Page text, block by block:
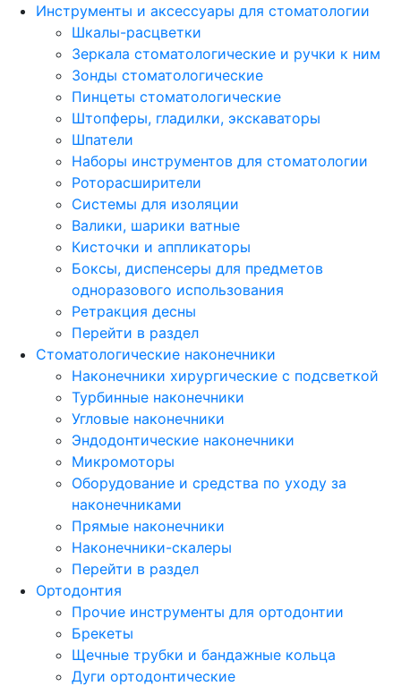
Инструменты и аксессуары для стоматологии
Шкалы-расцветки
Зеркала стоматологические и ручки к ним
Зонды стоматологические
Пинцеты стоматологические
Штопферы, гладилки, экскаваторы
Шпатели
Наборы инструментов для стоматологии
Роторасширители
Системы для изоляции
Валики, шарики ватные
Кисточки и аппликаторы
Боксы, диспенсеры для предметов
одноразового использования
Ретракция десны
Перейти в раздел
Стоматологические наконечники
Наконечники хирургические с подсветкой
Турбинные наконечники
Угловые наконечники
Эндодонтические наконечники
Микромоторы
Оборудование и средства по уходу за
наконечниками
Прямые наконечники
Наконечники-скалеры
Перейти в раздел
Ортодонтия
Прочие инструменты для ортодонтии
Брекеты
Щечные трубки и бандажные кольца
Дуги ортодонтические